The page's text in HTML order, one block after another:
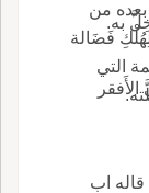
بعده من
فَضَالة
التي
في الأَخَلِّ أَي في الأَفقر
اب